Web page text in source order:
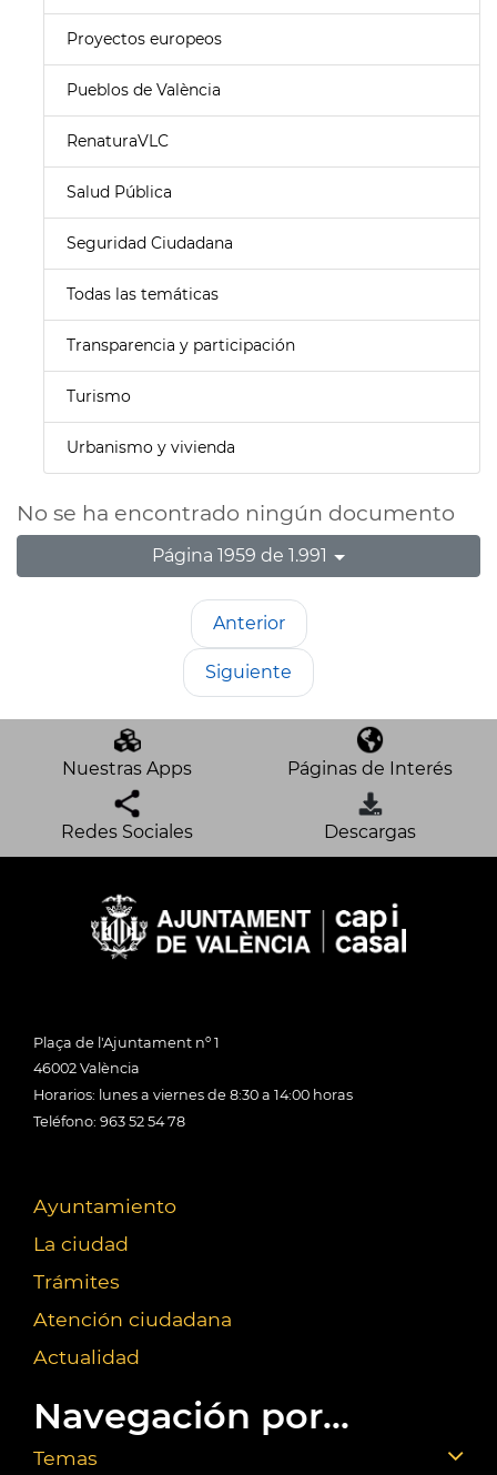
Proyectos europeos
Pueblos de València
RenaturaVLC
Salud Pública
Seguridad Ciudadana
Todas las temáticas
Transparencia y participación
Turismo
Urbanismo y vivienda
No se ha encontrado ningún documento
Página 1959 de 1.991
Anterior
Siguiente
Nuestras Apps Páginas de Interés
Redes Sociales Descargas
Plaça de l'Ajuntament nº 1
46002 València
Horarios: lunes a viernes de 8:30 a 14:00 horas
Teléfono: 963 52 54 78
Ayuntamiento
La ciudad
Trámites
Atención ciudadana
Actualidad
Navegación por...
Temas